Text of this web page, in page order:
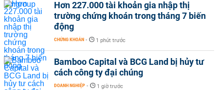
Hơn 227.000 tài khoản gia nhập thị
trường chứng khoán trong tháng 7 biến
động
CHỨNG KHOÁN - 1 phút trước
Bamboo Capital và BCG Land bị hủy tư
cách công ty đại chúng
DOANH NGHIỆP - 1 giờ trước